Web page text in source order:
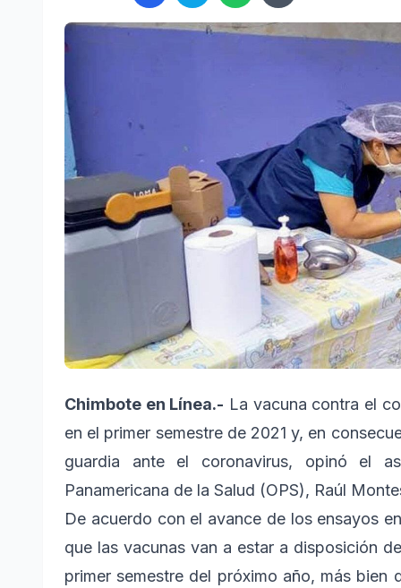
Chimbote en Línea.- La vacuna contra el
en el primer semestre de 2021 y, en
guardia ante el coronavirus, opinó el
Panamericana de la Salud (OPS), Raúl
De acuerdo con el avance de los ensayos
que las vacunas van a estar a disposición
primer semestre del próximo año, más bien